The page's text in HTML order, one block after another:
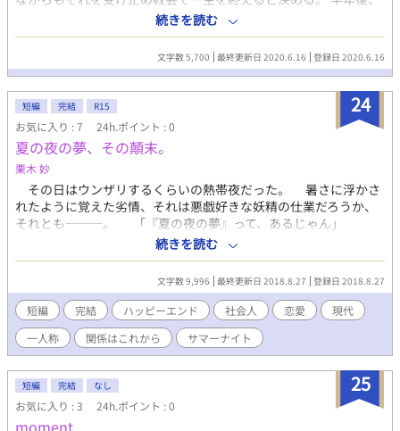
少しずつ質素ながらも平和な暮らしにも慣れ、貴族としての誇り
や慢心を持たないウィルテイルはこんな毎日が続けば良いと思っ
ていた。 だが 「恩を返したい」 突然現れた頬に剣傷をつけた厳
つい男は右も左もわからない僕を横抱きに抱え連れ出す。 少し歪
馴れ初め ※※※ ６月１６日一花BL企画に参加致しました！ 花の
テーマは月下香&ナツツバキです！
続きを読む
文字数 5,700 最終更新日 2020.6.16 登録日 2020.6.16
24
短編 完結 R15
お気に入り : 7 24h.ポイント : 0
夏の夜の夢、その顛末。
栗木 妙
その日はウンザリするくらいの熱帯夜だった。 暑さに浮かさ
れたように覚えた劣情、それは悪戯好きな妖精の仕業だろうか、
それとも―――。 「『夏の夜の夢』って、あるじゃん」
「あ？ ――あー……確か『平家物語』」 「それは『春の夜の
夢』だろ。『おごれる人も久しからず、ただ春の夜の夢のごと
し』、儚いものの例えだ。――じゃなくて、オレが言ってるのは
『夏の夜の夢』だよ、シェイクスピアの戯曲の方」 ※当作
品は、シェイクスピア作『夏の夜の夢』とは一切の関係も関連性
もございません。あくまでもフィクションですので、ご了承くだ
さいませ。 ※BLにつき念のためR15とさせていただいてます、
そこまで過激な描写はありません。 ※今後もし続編や番外編な
どが増えた場合、R18へのレーティング変更をする可能性があり
ます。予めご了承いただけると幸いです。 ※当作品は、
fujossyにて開催の《Summer Nights ～真夏の夜のBL短編小説
～》に応募しています。 ↓詳細は下記にて。
続きを読む
文字数 9,996 最終更新日 2018.8.27 登録日 2018.8.27
短編 完結 ハッピーエンド 社会人 恋愛
現代
一人称
関係はこれから サマーナイト
25
短編 完結 なし
お気に入り : 3 24h.ポイント : 0
moment